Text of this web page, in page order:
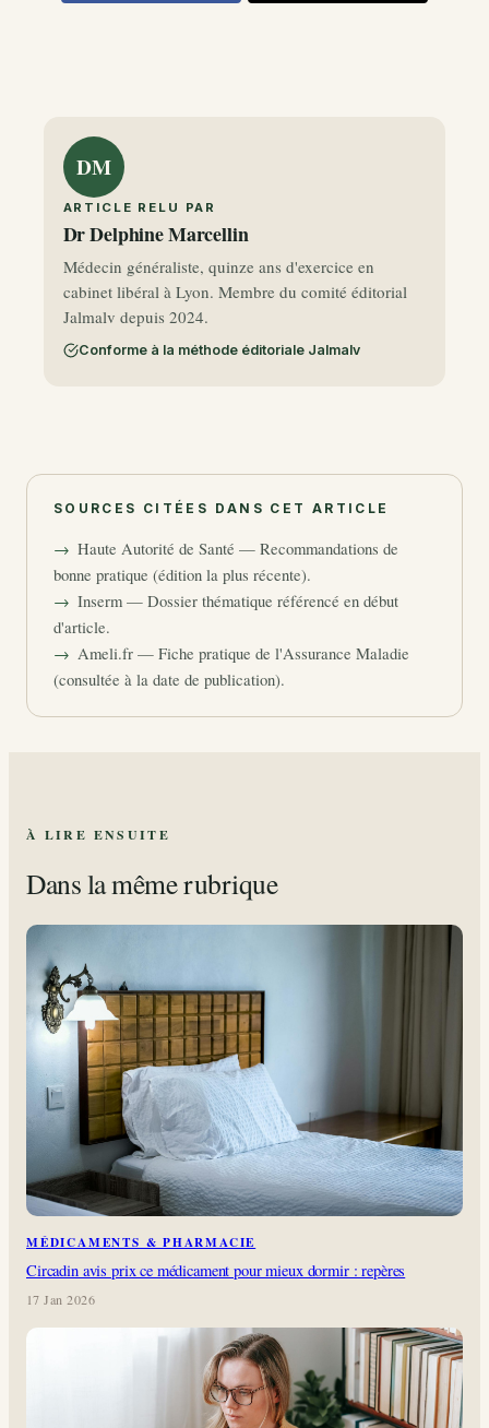
DM
ARTICLE RELU PAR
Dr Delphine Marcellin
Médecin généraliste, quinze ans d'exercice en
cabinet libéral à Lyon. Membre du comité éditorial
Jalmalv depuis 2024.
Conforme à la méthode éditoriale Jalmalv
SOURCES CITÉES DANS CET ARTICLE
Haute Autorité de Santé — Recommandations de
bonne pratique (édition la plus récente).
Inserm — Dossier thématique référencé en début
d'article.
Ameli.fr — Fiche pratique de l'Assurance Maladie
(consultée à la date de publication).
À LIRE ENSUITE
Dans la même rubrique
MÉDICAMENTS & PHARMACIE
Circadin avis prix ce médicament pour mieux dormir : repères
17 Jan 2026